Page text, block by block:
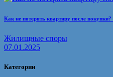
Как не потерять квартиру после
Жилищные споры
07.01.2025
Категории